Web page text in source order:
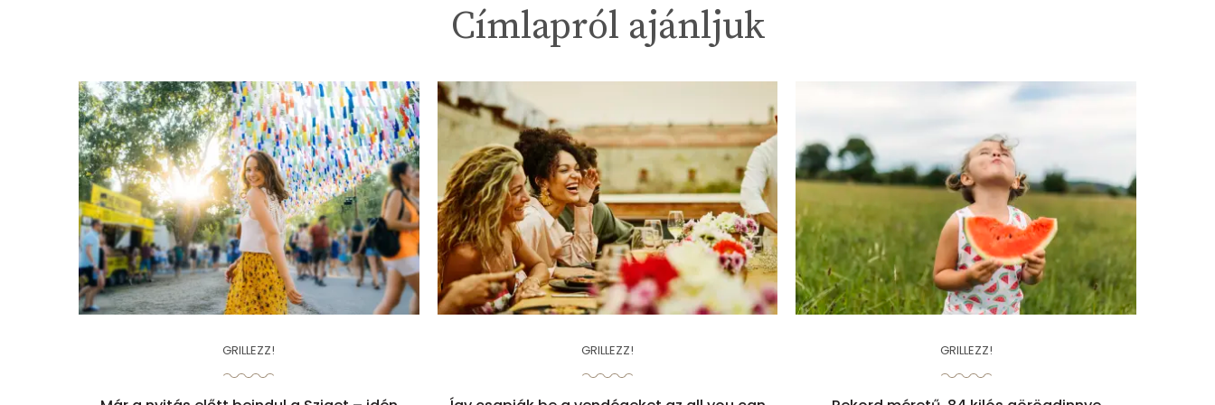
Címlapról ajánljuk
GRILLEZZ! GRILLEZZ! GRILLEZZ!